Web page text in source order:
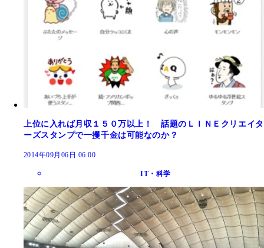
上位に入れば月収１５０万以上！ 話題のＬＩＮＥクリエイタ
ーズスタンプで一攫千金は可能なのか？
2014年09月06日 06:00
IT・科学